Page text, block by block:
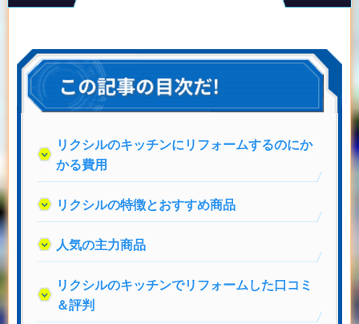
リクシルのキッチンにリフォームするのにか
かる費用
リクシルの特徴とおすすめ商品
人気の主力商品
リクシルのキッチンでリフォームした口コミ
＆評判